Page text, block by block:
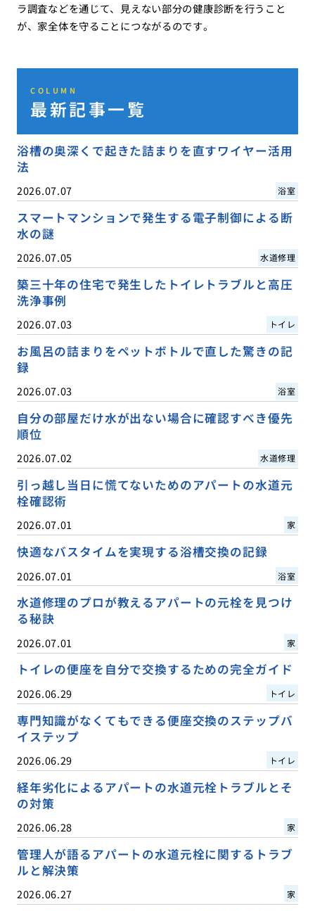
ラ調査などを通じて、見えない部分の健康診断を行うこと
が、家全体を守ることにつながるのです。
COLUMN
最新記事一覧
浴槽の奥深くで起きた詰まりを直すワイヤー活用
法
2026.07.07 浴室
スマートマンションで発生する電子制御による断
水の謎
2026.07.05 水道修理
築三十年の住宅で発生したトイレトラブルと高圧
洗浄事例
2026.07.03 トイレ
お風呂の詰まりをペットボトルで直した驚きの記
録
2026.07.03 浴室
自分の部屋だけ水が出ない場合に確認すべき優先
順位
2026.07.02 水道修理
引っ越し当日に慌てないためのアパートの水道元
栓確認術
2026.07.01 家
快適なバスタイムを実現する浴槽交換の記録
2026.07.01 浴室
水道修理のプロが教えるアパートの元栓を見つけ
る秘訣
2026.07.01 家
トイレの便座を自分で交換するための完全ガイド
2026.06.29 トイレ
専門知識がなくてもできる便座交換のステップバ
イステップ
2026.06.29 トイレ
経年劣化によるアパートの水道元栓トラブルとそ
の対策
2026.06.28 家
管理人が語るアパートの水道元栓に関するトラブ
ルと解決策
2026.06.27 家